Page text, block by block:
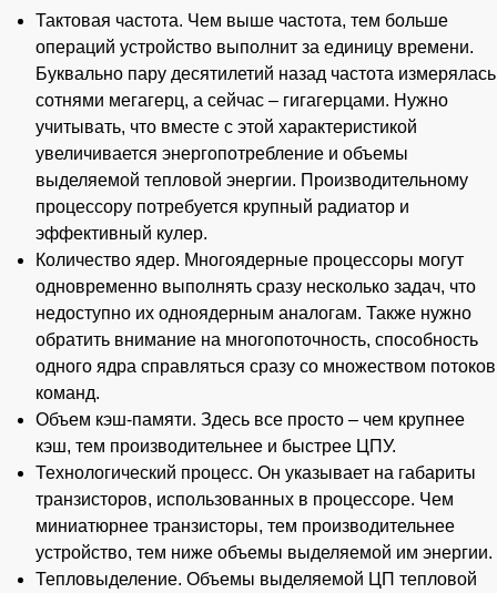
Тактовая частота. Чем выше частота, тем больше
операций устройство выполнит за единицу времени.
Буквально пару десятилетий назад частота измерялась
сотнями мегагерц, а сейчас – гигагерцами. Нужно
учитывать, что вместе с этой характеристикой
увеличивается энергопотребление и объемы
выделяемой тепловой энергии. Производительному
процессору потребуется крупный радиатор и
эффективный кулер.
Количество ядер. Многоядерные процессоры могут
одновременно выполнять сразу несколько задач, что
недоступно их одноядерным аналогам. Также нужно
обратить внимание на многопоточность, способность
одного ядра справляться сразу со множеством потоков
команд.
Объем кэш-памяти. Здесь все просто – чем крупнее
кэш, тем производительнее и быстрее ЦПУ.
Технологический процесс. Он указывает на габариты
транзисторов, использованных в процессоре. Чем
миниатюрнее транзисторы, тем производительнее
устройство, тем ниже объемы выделяемой им энергии.
Тепловыделение. Объемы выделяемой ЦП тепловой